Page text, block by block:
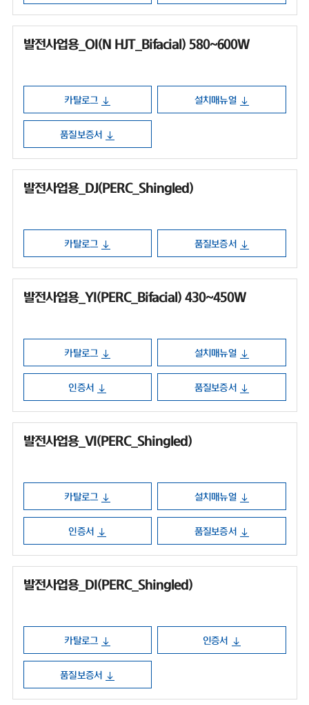
발전사업용_OI(N HJT_Bifacial) 580~600W
카탈로그 설치매뉴얼
품질보증서
발전사업용_DJ(PERC_Shingled)
카탈로그 품질보증서
발전사업용_YI(PERC_Bifacial) 430~450W
카탈로그 설치매뉴얼
인증서 품질보증서
발전사업용_VI(PERC_Shingled)
카탈로그 설치매뉴얼
인증서 품질보증서
발전사업용_DI(PERC_Shingled)
카탈로그 인증서
품질보증서